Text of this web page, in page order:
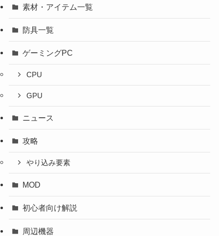
素材・アイテム一覧
防具一覧
ゲーミングPC
CPU
GPU
ニュース
攻略
やり込み要素
MOD
初心者向け解説
周辺機器